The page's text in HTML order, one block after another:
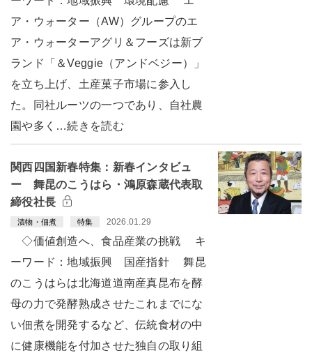
ア・ウォーター（AW）グループのエ
ア・ウォーターアグリ＆フーズは新ブ
ランド「＆Veggie（アンドベジー）」
を立ち上げ、土産菓子市場に参入し
た。同社ルーツの一つであり、自社農
園や多く…続きを読む
関西四国新春特集：新春インタビュ
ー 舞昆のこうはら・鴻原森蔵代表取
締役社長
漬物・佃煮 特集 2026.01.29
◇価値創造へ、食品産業の挑戦 キ
ーワード：地域振興 国産指針 舞昆
のこうはらは北海道道南産真昆布を酵
母の力で発酵熟成させたこれまでにな
い佃煮を開発するなど、伝統食材の中
に健康機能を付加させた独自の取り組